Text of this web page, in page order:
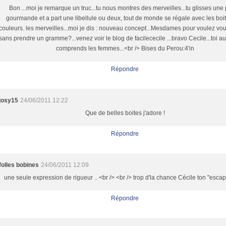
Bon ...moi je remarque un truc...tu nous montres des merveilles...tu glisses une
gourmande et a part une libellule ou deux, tout de monde se régale avec les
les merveilles...moi je dis : nouveau concept...Mesdames pour voulez
prendre un gramme?...venez voir le blog de facilececile ...bravo Cecile...toi
comprends les femmes...<br /> Bises du Perou:4'in
Répondre
24/06/2011 12:22
Que de belles boites j'adore !
Répondre
bobines 24/06/2011 12:09
une seule expression de rigueur .. <br /> <br /> trop d'la chance Cécile ton
Répondre